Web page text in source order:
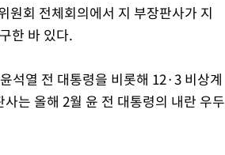
원회 전체회의에서 지 부장판사가 지
한 바 있다.
석열 전 대통령을 비롯해 12·3 비상계
는 올해 2월 윤 전 대통령의 내란 우두